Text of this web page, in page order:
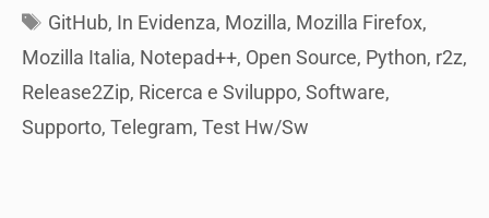
Tags
GitHub, In Evidenza, Mozilla, Mozilla Firefox,
Mozilla Italia, Notepad++, Open Source, Python, r2z,
Release2Zip, Ricerca e Sviluppo, Software,
Supporto, Telegram, Test Hw/Sw